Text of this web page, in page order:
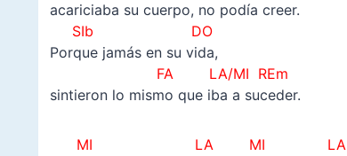
acariciaba su cuerpo, no podía creer.
SIb DO
Porque jamás en su vida,
FA LA/MI REm
sintieron lo mismo que iba a suceder.
MI LA MI LA